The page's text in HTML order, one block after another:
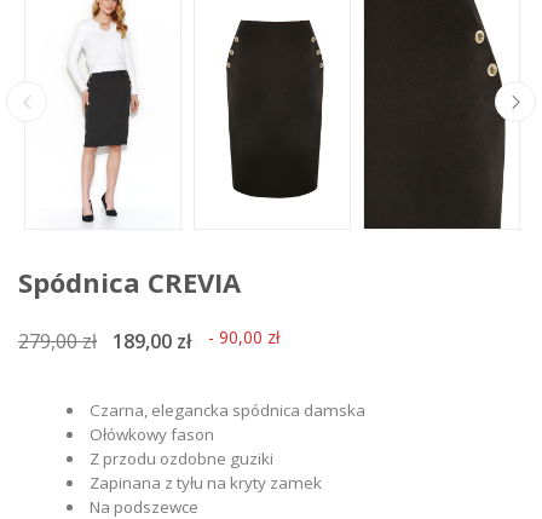
Spódnica CREVIA
279,00 zł 189,00 zł - 90,00 zł
Czarna, elegancka spódnica damska
Ołówkowy fason
Z przodu ozdobne guziki
Zapinana z tyłu na kryty zamek
Na podszewce